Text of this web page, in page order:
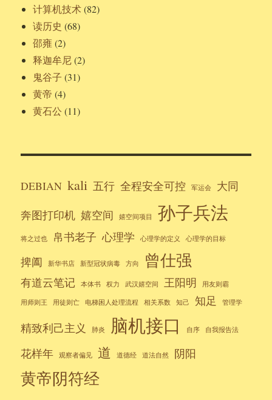
计算机技术(82)
读历史 (68)
邵雍 (2)
释迦牟尼(2)
鬼谷子 (31)
黄帝 (4)
黄石公 (11)
DEBIAN kali 五行 全程安全可控 军运会
大同
奔图打印机 嬉空间 嬉空间项目 孙子兵法
将之过也 帛书老子 心理学 心理学的定义 心理学的目标
捭阖 新华书店 新型冠状病毒 方向 曾仕强
有道云笔记 本体书 权力 武汉嬉空间 王阳明 用友则霸
用师则王 用徒则亡 电梯困人处理流程 相关系数 知己 知足 管理学
精致利己主义 肺炎 脑机接口 自序 自我报告法
花样年 观察者偏见 道 道德经 道法自然 阴阳
黄帝阴符经